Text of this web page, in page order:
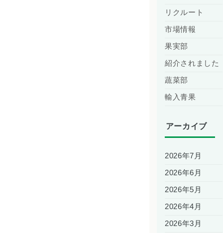
リクルート
市場情報
果実部
紹介されました
蔬菜部
輸入青果
アーカイブ
2026年7月
2026年6月
2026年5月
2026年4月
2026年3月